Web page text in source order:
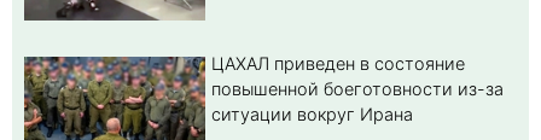
ЦАХАЛ приведен в состояние
повышенной боеготовности из-за
ситуации вокруг Ирана